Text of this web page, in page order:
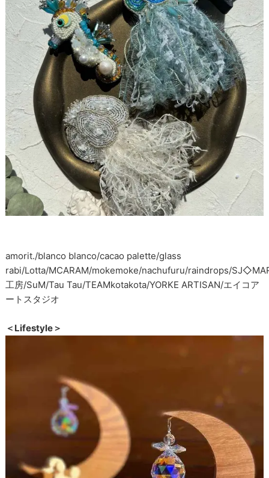
amorit./blanco blanco/cacao palette/glass
rabi/Lotta/MCARAM/mokemoke/nachufuru/raindrops/
工房/SuM/Tau Tau/TEAMkotakota/YORKE ARTISAN/エイコア
ートスタジオ
＜Lifestyle＞